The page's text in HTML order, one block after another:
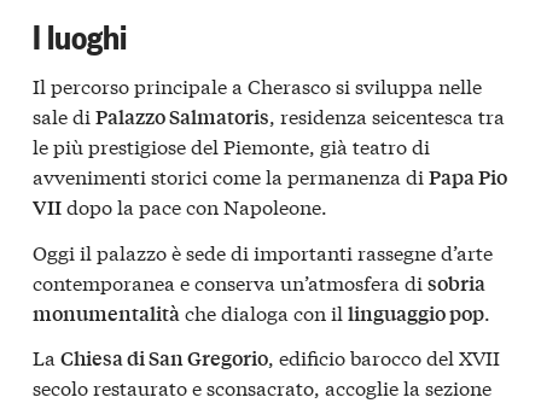
I luoghi
Il percorso principale a Cherasco si sviluppa nelle
sale di Palazzo Salmatoris, residenza seicentesca tra
le più prestigiose del Piemonte, già teatro di
avvenimenti storici come la permanenza di Papa Pio
VIIdopo la pace con Napoleone.
Oggi il palazzo è sede di importanti rassegne d’arte
contemporanea e conserva un’atmosfera di sobria
monumentalità che dialoga con il linguaggio pop
La Chiesa di San Gregorio, edificio barocco del XVII
secolo restaurato e sconsacrato, accoglie la sezione